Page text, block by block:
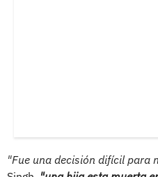
"Fue una decisión difícil para